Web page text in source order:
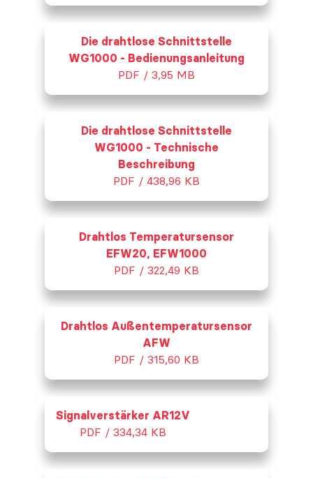
Die drahtlose Schnittstelle
WG1000 - Bedienungsanleitung
PDF / 3,95 MB
Die drahtlose Schnittstelle
WG1000 - Technische
Beschreibung
PDF / 438,96 KB
Drahtlos Temperatursensor
EFW20, EFW1000
PDF / 322,49 KB
Drahtlos Außentemperatursensor
AFW
PDF / 315,60 KB
Signalverstärker AR12V
PDF / 334,34 KB